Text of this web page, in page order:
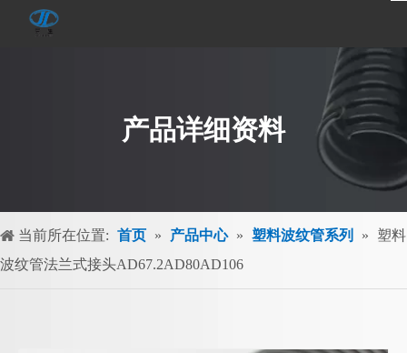
产品详细资料
当前所在位置: 首页 » 产品中心 » 塑料波纹管系列 »
塑料
波纹管法兰式接头AD67.2AD80AD106